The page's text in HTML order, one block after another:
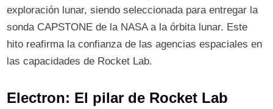
exploración lunar, siendo seleccionada para entregar la
sonda CAPSTONE de la NASA a la órbita lunar. Este
hito reafirma la confianza de las agencias espaciales en
las capacidades de Rocket Lab.
Electron: El pilar de Rocket Lab